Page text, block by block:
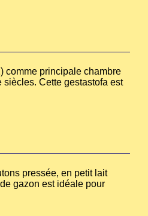
comme principale chambre
Cette gestastofa est
pressée, en petit lait
gazon est idéale pour